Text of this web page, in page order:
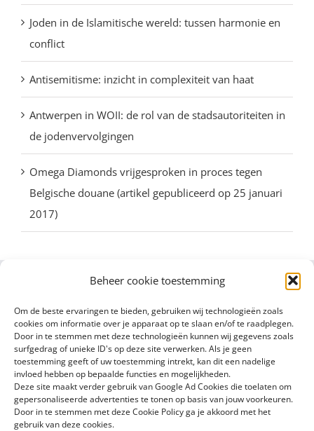
Beheer cookie toestemming
Om de beste ervaringen te bieden, gebruiken wij technologieën zoals
cookies om informatie over je apparaat op te slaan en/of te raadplegen.
Door in te stemmen met deze technologieën kunnen wij gegevens zoals
surfgedrag of unieke ID's op deze site verwerken. Als je geen
toestemming geeft of uw toestemming intrekt, kan dit een nadelige
invloed hebben op bepaalde functies en mogelijkheden.
Deze site maakt verder gebruik van Google Ad Cookies die toelaten om
gepersonaliseerde advertenties te tonen op basis van jouw voorkeuren.
Door in te stemmen met deze Cookie Policy ga je akkoord met het
gebruik van deze cookies.
Joden in de Islamitische wereld: tussen harmonie en
conflict
Antisemitisme: inzicht in complexiteit van haat
Antwerpen in WOII: de rol van de stadsautoriteiten in
de jodenvervolgingen
Omega Diamonds vrijgesproken in proces tegen
Belgische douane (artikel gepubliceerd op 25 januari
2017)